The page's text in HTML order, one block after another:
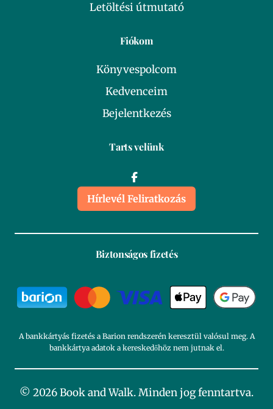
Letöltési útmutató
Fiókom
Könyvespolcom
Kedvenceim
Bejelentkezés
Tarts velünk
Hírlevél Feliratkozás
Biztonságos fizetés
A bankkártyás fizetés a Barion rendszerén keresztül valósul meg. A
bankkártya adatok a kereskedőhöz nem jutnak el.
© 2026 Book and Walk. Minden jog fenntartva.